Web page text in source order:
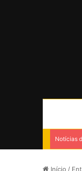
Notícias
Início /